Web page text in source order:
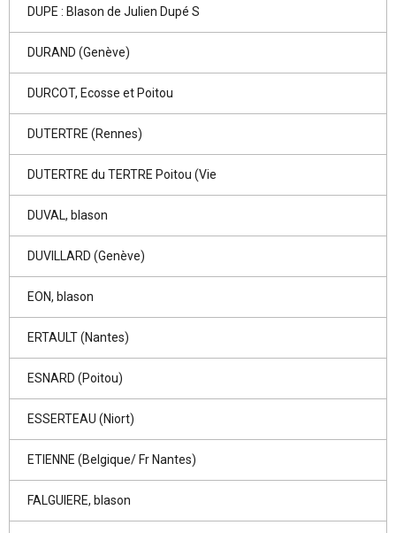
DUPE : Blason de Julien Dupé S
DURAND (Genève)
DURCOT, Ecosse et Poitou
DUTERTRE (Rennes)
DUTERTRE du TERTRE Poitou (Vie
DUVAL, blason
DUVILLARD (Genève)
EON, blason
ERTAULT (Nantes)
ESNARD (Poitou)
ESSERTEAU (Niort)
ETIENNE (Belgique/ Fr Nantes)
FALGUIERE, blason